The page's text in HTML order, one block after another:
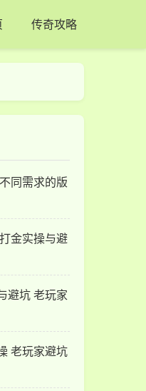
传奇攻略
同需求的版
金实操与避
避坑 老玩家
老玩家避坑